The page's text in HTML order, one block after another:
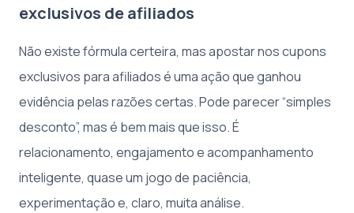
exclusivos de afiliados
Não existe fórmula certeira, mas apostar nos cupons
exclusivos para afiliados é uma ação que ganhou
evidência pelas razões certas. Pode parecer “simples
desconto”, mas é bem mais que isso. É
relacionamento, engajamento e acompanhamento
inteligente, quase um jogo de paciência,
experimentação e, claro, muita análise.